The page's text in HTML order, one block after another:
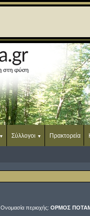
Σύλλογοι Πρακτορεία
Ονομασία περιοχής: ΟΡΜΟΣ